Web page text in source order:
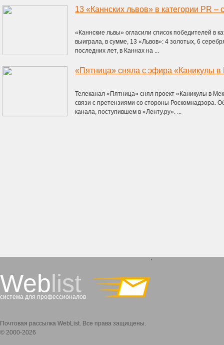
«Каннские львы» огласили список победителей в
выиграла, в сумме, 13 «Львов»: 4 золотых, 6
последних лет, в Каннах на ...
«Пятница» сняла с эфира «Каникулы в
Телеканал «Пятница» снял проект «Каникулы в
связи с претензиями со стороны Роскомнадзора.
канала, поступившем в «Ленту.ру». ...
Weblist
система для профессионалов
`
Почтовая рассылка WebList. Все права защищены.
© 2000-2026